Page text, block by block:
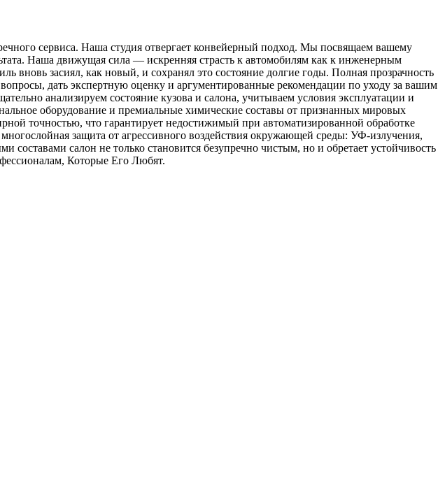
сервиса. Наша студия отвергает конвейерный подход. Мы посвящаем вашему
Наша движущая сила — искренняя страсть к автомобилям как к инженерным
вновь засиял, как новый, и сохранял это состояние долгие годы. Полная прозрачность
дать экспертную оценку и аргументированные рекомендации по уходу за вашим
анализируем состояние кузова и салона, учитываем условия эксплуатации и
оборудование и премиальные химические составы от признанных мировых
точностью, что гарантирует недостижимый при автоматизированной обработке
защита от агрессивного воздействия окружающей среды: УФ-излучения,
салон не только становится безупречно чистым, но и обретает устойчивость
Которые Его Любят.